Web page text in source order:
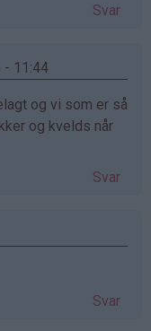
Svar
- 11:44
og vi som er så
og kvelds når
Svar
Svar